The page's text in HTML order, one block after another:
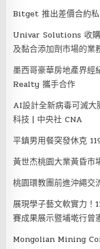
Bitget 推出差價合約
Univar Solutions 收購
及黏合添加劑市場的業
墨西哥豪華房地產界
Realty 攜手合作
AI設計全新病毒可滅
科技 | 中央社 CNA
平鎮男用餐突發休克
黃世杰桃園大業黃昏市
桃園環教團前進沖繩交
展現學子藝文軟實力！
賽成果展示暨埔墘行曾
Mongolian Mining